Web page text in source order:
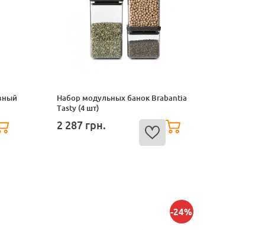
Набор модульных банок Brabantia
Tasty (4 шт)
2 287 грн.
-24%